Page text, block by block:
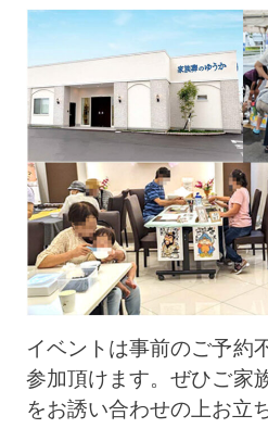
イベントは事前のご予約
参加頂けます。ぜひご家
をお誘い合わせの上お立